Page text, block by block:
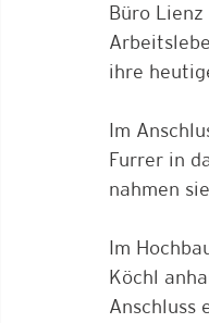
Büro
ihre
Im
Furrer in
nahmen
Im
Köchl
Anschluss